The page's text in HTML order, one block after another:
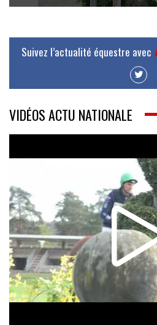
Suivez l’actualité équestre avec
VIDÉOS ACTU NATIONALE